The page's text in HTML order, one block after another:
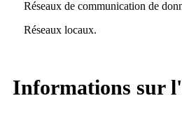
Réseaux de communication de
Réseaux locaux.
Informations sur